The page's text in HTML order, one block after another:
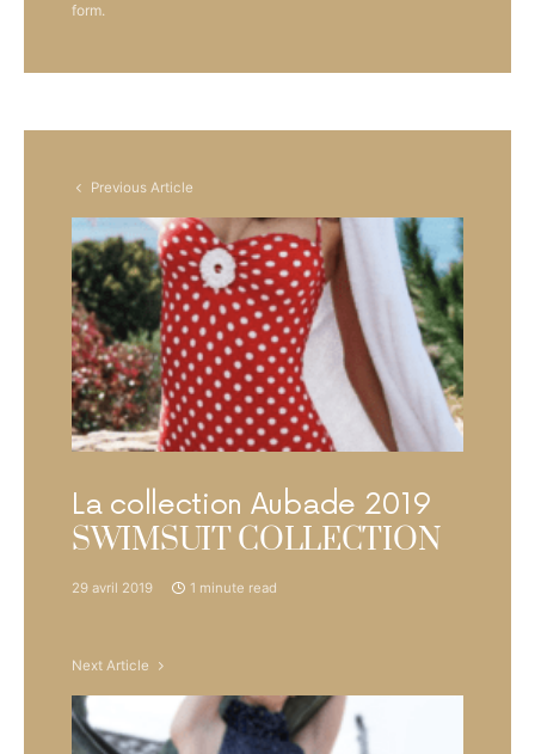
form.
Previous Article
La collection Aubade 2019
SWIMSUIT COLLECTION
29 avril 2019 1 minute read
Next Article